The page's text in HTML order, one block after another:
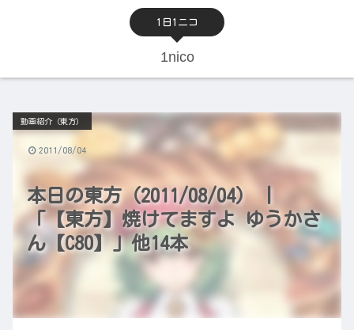
1日1ニコ
1nico
本日の東方（2011/08/04） |
「【東方】焼けてますよ ゆうかさ
ん【C80】」他14本
動画紹介（東方）
2011/08/04